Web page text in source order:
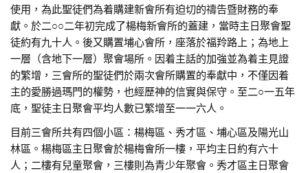
使用，為此聖徒們為着購建新會所有迫切的禱告暨財務的奉
獻。於二○○二年初完成了楊梅新會所的蓋建，當時主日聚會聖
徒約有九十人。後又購置埔心會所，座落於福羚路上；為地上
一層（含地下一層）聚會場所。因着主話的加強並為着主見證
的繁增，三會所的聖徒們於兩次會所購置的奉獻中，不僅因着
主的愛勝過瑪門的權勢，也經歷神的信實與保守。至二○一五年
底，聖徒主日聚會平均人數已繁增至一一六人。
目前三會所共有四個小區：楊梅區、秀才區、埔心區及陽光山
林區。楊梅區主日聚會於楊梅會所一樓，平均主日約有六十
人；二樓有兒童聚會，三樓則為青少年聚會。秀才區主日聚會